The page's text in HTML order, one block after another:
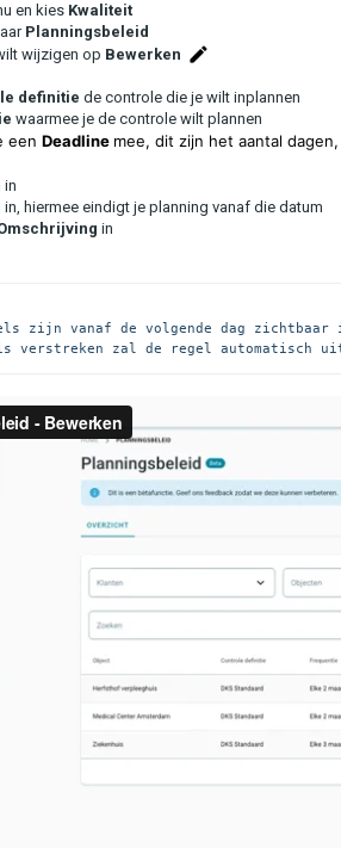
en kies Kwaliteit
Planningsbeleid
wijzigen op Bewerken
definitie de controle die je wilt inplannen
waarmee je de controle wilt plannen
een Deadline mee, dit zijn het aantal
in
in, hiermee eindigt je planning vanaf die datum
in
zijn vanaf de volgende dag zichtbaar
verstreken zal de regel automatisch